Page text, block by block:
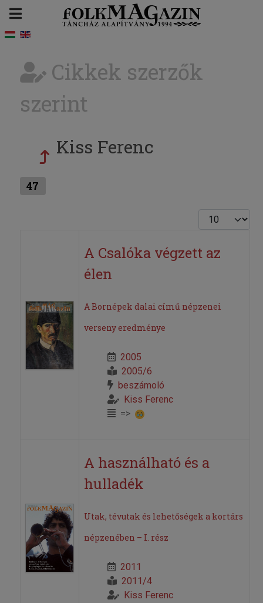
Cikkek szerzők
szerint
Kiss Ferenc
47
Tételek #
A Csalóka végzett az
élen
A Bornépek dalai című népzenei
verseny eredménye
2005
2005/6
beszámoló
Kiss Ferenc
=>
A használható és a
hulladék
Utak, tévutak és lehetőségek a kortárs
népzenében – I. rész
2011
2011/4
Kiss Ferenc